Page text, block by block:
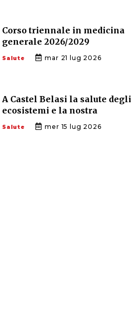
Corso triennale in medicina
generale 2026/2029
Salute mar 21 lug 2026
A Castel Belasi la salute degli
ecosistemi e la nostra
Salute mer 15 lug 2026